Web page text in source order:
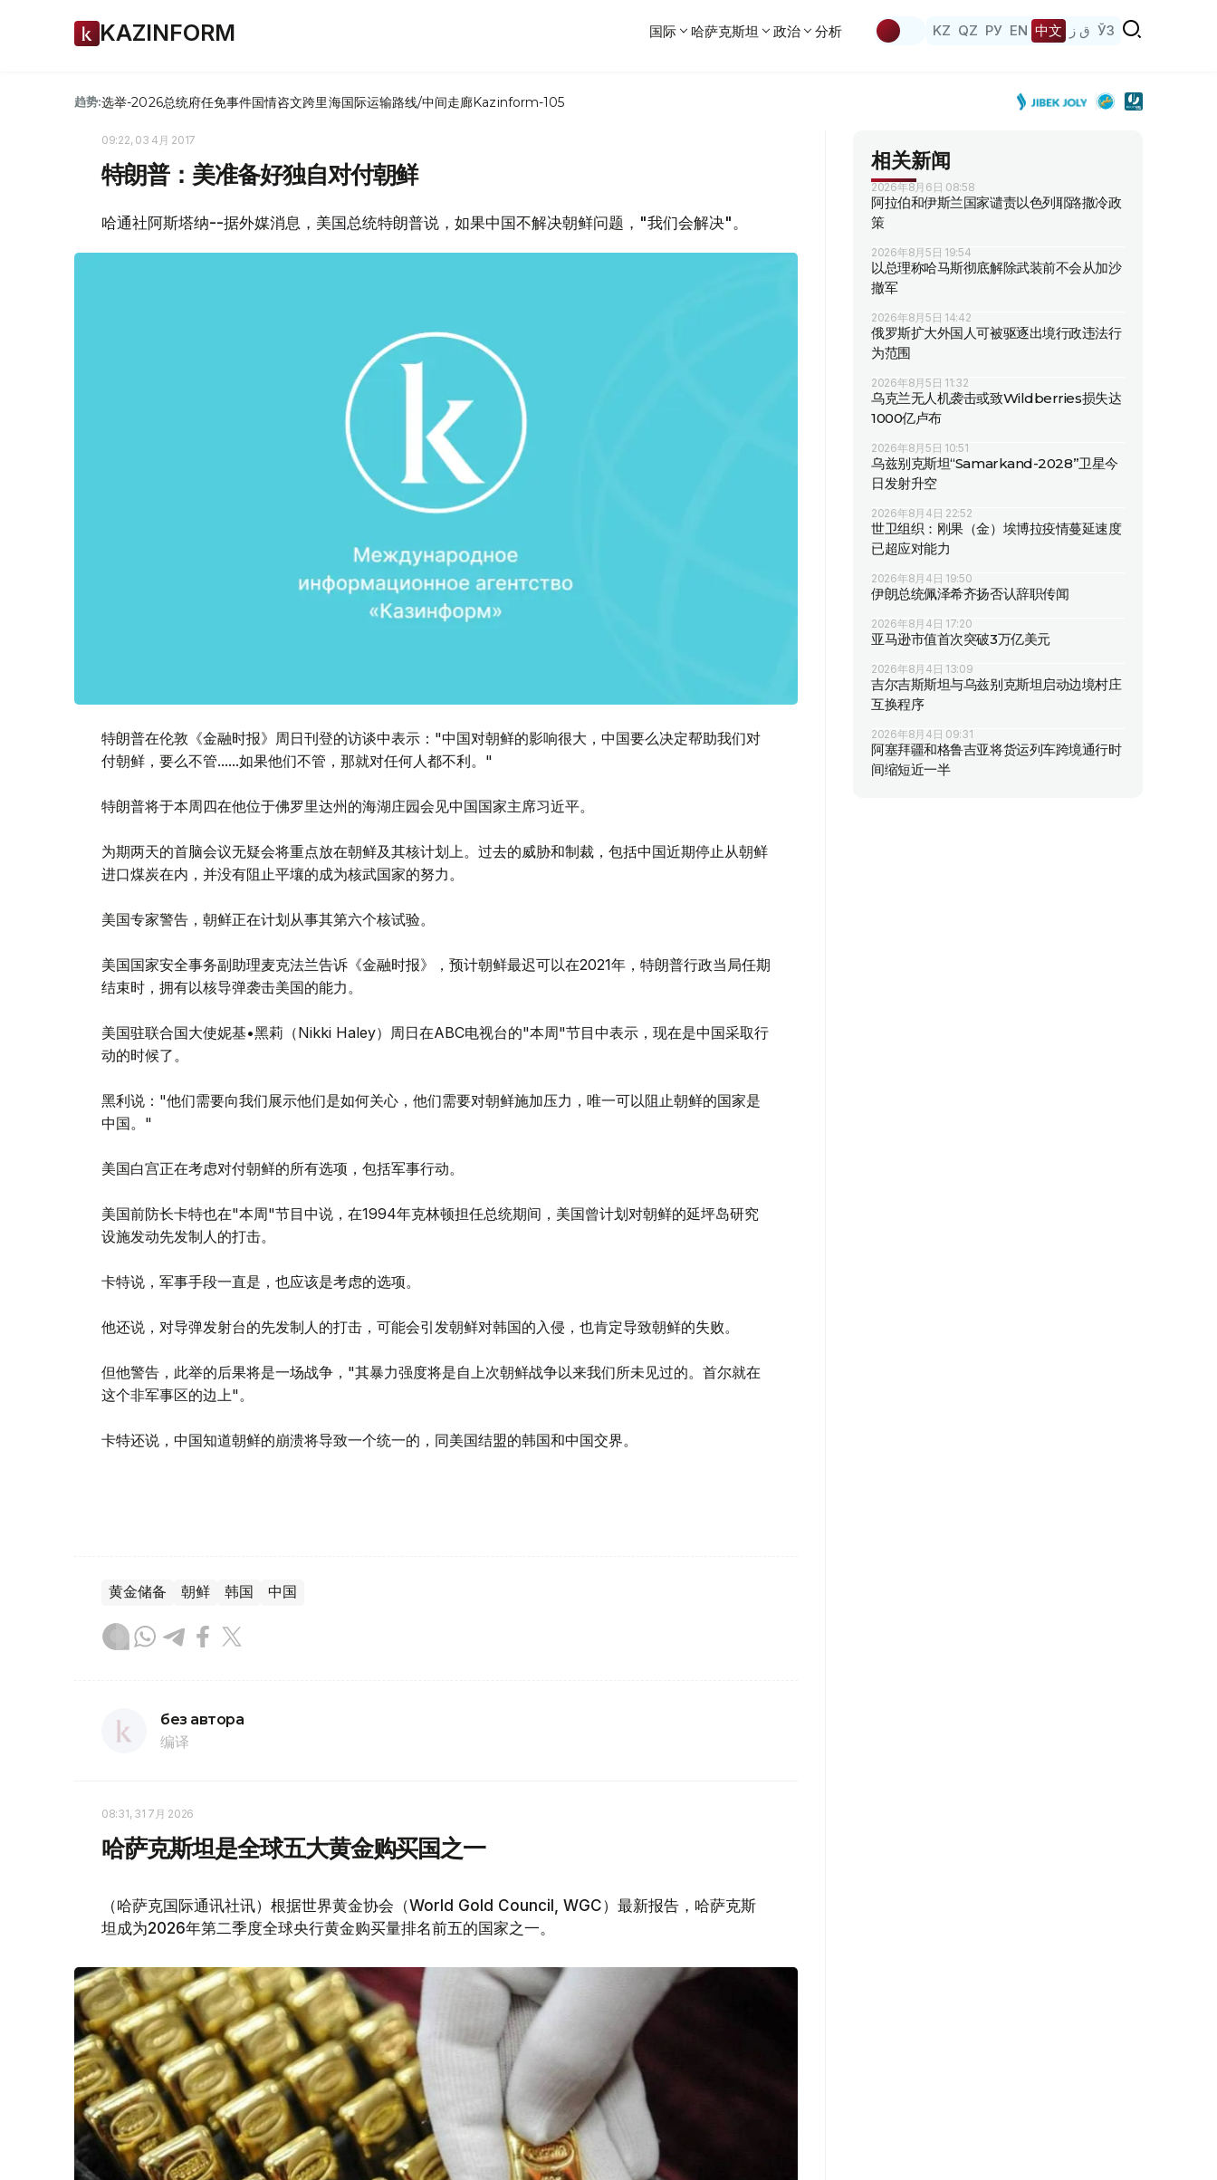
KAZINFORM 国际 哈萨克斯坦 政治 分析 KZ QZ РУ EN 中文 ق ز ЎЗ
趋势:选举-2026总统府任免事件国情咨文跨里海国际运输路线/中间走廊Kazinform-105
09:22, 03 4月 2017
特朗普：美准备好独自对付朝鲜
哈通社阿斯塔纳--据外媒消息，美国总统特朗普说，如果中国不解决朝鲜问题，"我们会解决"。
特朗普在伦敦《金融时报》周日刊登的访谈中表示："中国对朝鲜的影响很大，中国要么决定帮助我们对
付朝鲜，要么不管......如果他们不管，那就对任何人都不利。"
特朗普将于本周四在他位于佛罗里达州的海湖庄园会见中国国家主席习近平。
为期两天的首脑会议无疑会将重点放在朝鲜及其核计划上。过去的威胁和制裁，包括中国近期停止从朝鲜
进口煤炭在内，并没有阻止平壤的成为核武国家的努力。
美国专家警告，朝鲜正在计划从事其第六个核试验。
美国国家安全事务副助理麦克法兰告诉《金融时报》，预计朝鲜最迟可以在2021年，特朗普行政当局任期
结束时，拥有以核导弹袭击美国的能力。
美国驻联合国大使妮基•黑莉（Nikki Haley）周日在ABC电视台的"本周"节目中表示，现在是中国采取行
动的时候了。
黑利说："他们需要向我们展示他们是如何关心，他们需要对朝鲜施加压力，唯一可以阻止朝鲜的国家是
中国。"
美国白宫正在考虑对付朝鲜的所有选项，包括军事行动。
美国前防长卡特也在"本周"节目中说，在1994年克林顿担任总统期间，美国曾计划对朝鲜的延坪岛研究
设施发动先发制人的打击。
卡特说，军事手段一直是，也应该是考虑的选项。
他还说，对导弹发射台的先发制人的打击，可能会引发朝鲜对韩国的入侵，也肯定导致朝鲜的失败。
但他警告，此举的后果将是一场战争，"其暴力强度将是自上次朝鲜战争以来我们所未见过的。首尔就在
这个非军事区的边上"。
卡特还说，中国知道朝鲜的崩溃将导致一个统一的，同美国结盟的韩国和中国交界。
黄金储备 朝鲜 韩国 中国
без автора
编译
08:31, 31 7月 2026
哈萨克斯坦是全球五大黄金购买国之一
（哈萨克国际通讯社讯）根据世界黄金协会（World Gold Council, WGC）最新报告，哈萨克斯
坦成为2026年第二季度全球央行黄金购买量排名前五的国家之一。
相关新闻
2026年8月6日 08:58
阿拉伯和伊斯兰国家谴责以色列耶路撒冷政
策
2026年8月5日 19:54
以总理称哈马斯彻底解除武装前不会从加沙
撤军
2026年8月5日 14:42
俄罗斯扩大外国人可被驱逐出境行政违法行
为范围
2026年8月5日 11:32
乌克兰无人机袭击或致Wildberries损失达
1000亿卢布
2026年8月5日 10:51
乌兹别克斯坦“Samarkand-2028”卫星今
日发射升空
2026年8月4日 22:52
世卫组织：刚果（金）埃博拉疫情蔓延速度
已超应对能力
2026年8月4日 19:50
伊朗总统佩泽希齐扬否认辞职传闻
2026年8月4日 17:20
亚马逊市值首次突破3万亿美元
2026年8月4日 13:09
吉尔吉斯斯坦与乌兹别克斯坦启动边境村庄
互换程序
2026年8月4日 09:31
阿塞拜疆和格鲁吉亚将货运列车跨境通行时
间缩短近一半